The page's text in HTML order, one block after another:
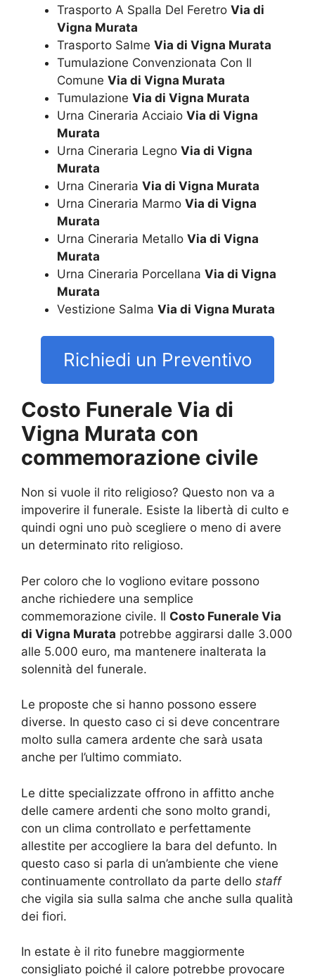
Trasporto A Spalla Del Feretro Via di
Vigna Murata
Trasporto Salme Via di Vigna Murata
Tumulazione Convenzionata Con Il
Comune Via di Vigna Murata
Tumulazione Via di Vigna Murata
Urna Cineraria Acciaio Via di Vigna
Murata
Urna Cineraria Legno Via di Vigna
Murata
Urna Cineraria Via di Vigna Murata
Urna Cineraria Marmo Via di Vigna
Murata
Urna Cineraria Metallo Via di Vigna
Murata
Urna Cineraria Porcellana Via di Vigna
Murata
Vestizione Salma Via di Vigna Murata
Richiedi un Preventivo
Costo Funerale Via di
Vigna Murata con
commemorazione civile
Non si vuole il rito religioso? Questo non va a
impoverire il funerale. Esiste la libertà di culto e
quindi ogni uno può scegliere o meno di avere
un determinato rito religioso.
Per coloro che lo vogliono evitare possono
anche richiedere una semplice
commemorazione civile. Il Costo Funerale Via
di Vigna Murata potrebbe aggirarsi dalle 3.000
alle 5.000 euro, ma mantenere inalterata la
solennità del funerale.
Le proposte che si hanno possono essere
diverse. In questo caso ci si deve concentrare
molto sulla camera ardente che sarà usata
anche per l’ultimo commiato.
Le ditte specializzate offrono in affitto anche
delle camere ardenti che sono molto grandi,
con un clima controllato e perfettamente
allestite per accogliere la bara del defunto. In
questo caso si parla di un’ambiente che viene
continuamente controllato da parte dello staff
che vigila sia sulla salma che anche sulla qualità
dei fiori.
In estate è il rito funebre maggiormente
consigliato poiché il calore potrebbe provocare